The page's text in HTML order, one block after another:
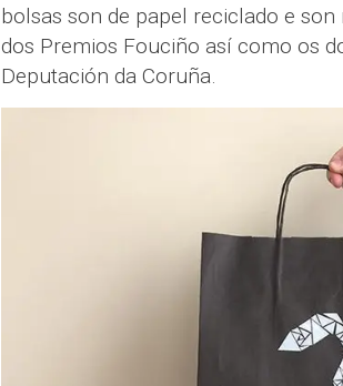
bolsas son de papel reciclado e
dos Premios Fouciño así como os
Deputación da Coruña.